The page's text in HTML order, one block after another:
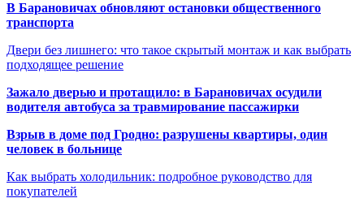
В Барановичах обновляют остановки общественного
транспорта
Двери без лишнего: что такое скрытый монтаж и как выбрать
подходящее решение
Зажало дверью и протащило: в Барановичах осудили
водителя автобуса за травмирование пассажирки
Взрыв в доме под Гродно: разрушены квартиры, один
человек в больнице
Как выбрать холодильник: подробное руководство для
покупателей